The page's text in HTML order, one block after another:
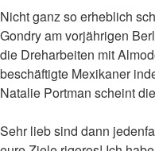
Nicht ganz so erheblich
Gondry am vorjährigen
die Dreharbeiten mit
beschäftigte Mexikaner
Natalie Portman scheint
Sehr lieb sind dann